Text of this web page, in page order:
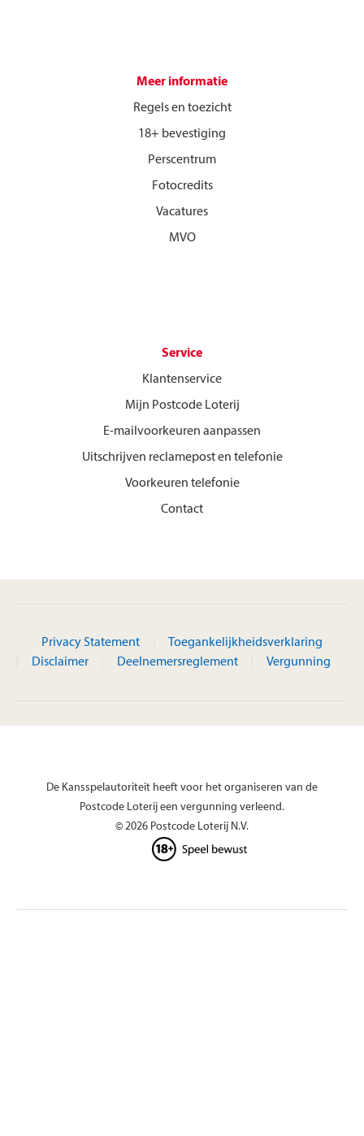
Meer informatie
Regels en toezicht
18+ bevestiging
Perscentrum
Fotocredits
Vacatures
MVO
Service
Klantenservice
Mijn Postcode Loterij
E-mailvoorkeuren aanpassen
Uitschrijven reclamepost en telefonie
Voorkeuren telefonie
Contact
Privacy Statement
Toegankelijkheidsverklaring
Disclaimer
Deelnemersreglement Vergunning
De Kansspelautoriteit heeft voor het organiseren van de
Postcode Loterij een vergunning verleend.
© 2026 Postcode Loterij N.V.